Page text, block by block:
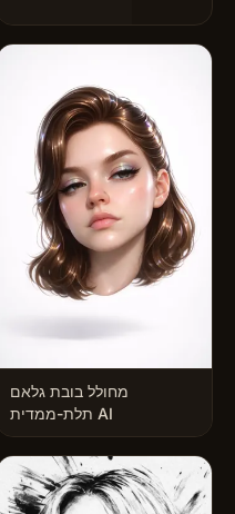
מחולל בובת גלאם
תלת-ממדית AI